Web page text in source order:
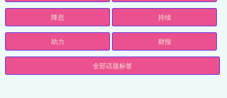
降息 持续
助力 财报
全部话题标签